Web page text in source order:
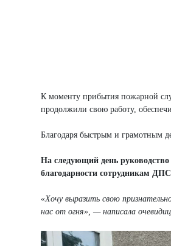
К моменту прибытия пожарной
продолжили свою работу,
Благодаря быстрым и грамотным
На следующий день
благодарности сотрудникам
«Хочу выразить свою
нас от огня», — написала